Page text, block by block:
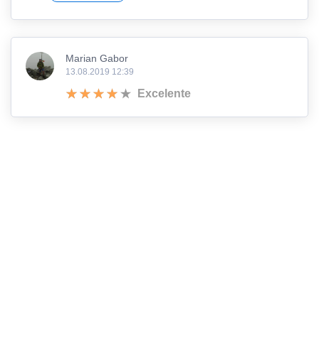
Marian Gabor
13.08.2019 12:39
Excelente